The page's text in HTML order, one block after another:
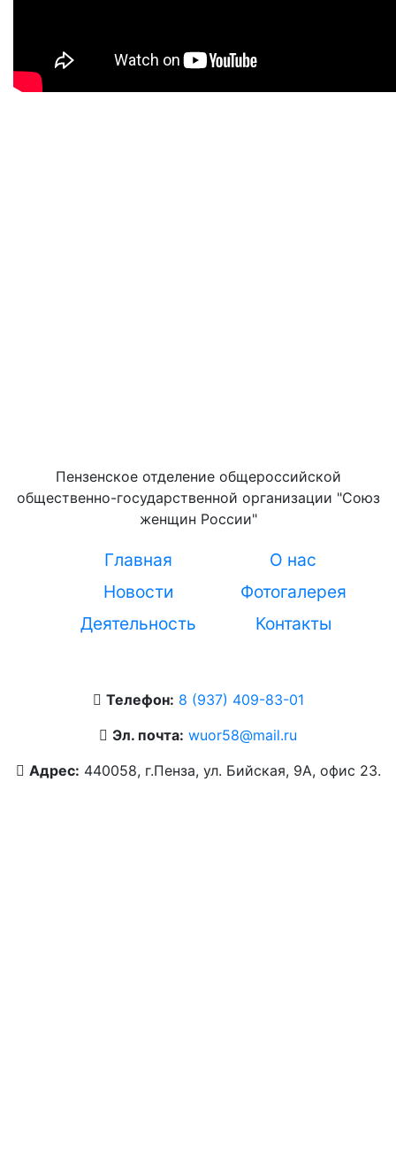
Пензенское отделение общероссийской
общественно-государственной организации "Союз
женщин России"
Главная
О нас
Новости
Фотогалерея
Деятельность
Контакты
Телефон: ‭8 (937) 409-83-01‬
Эл. почта: wuor58@mail.ru
Адрес: 440058, г.Пенза, ул. Бийская, 9А, офис 23.